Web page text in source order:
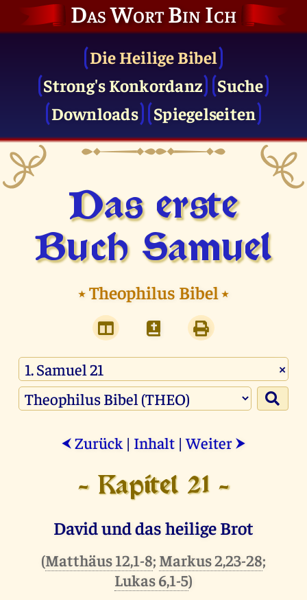
Das Wort Bin Ich
Die Heilige Bibel
Strong's Konkordanz
Suche
Downloads
Spiegelseiten
Das erste
Buch Samuel
⭑Theophilus Bibel⭑
×
⮜ Zurück | Inhalt |Weiter ⮞
- Kapitel 21 -
David und das heilige Brot
(Matthäus 12,1-8; Markus 2,23-28;
Lukas 6,1-5)